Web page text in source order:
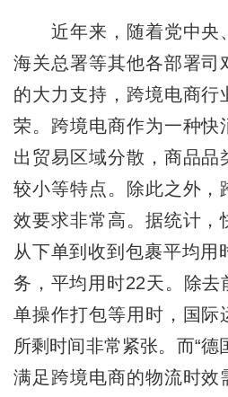
近年来，随着党中央、
海关总署等其他各部署司
的大力支持，跨境电商行
荣。跨境电商作为一种快
出贸易区域分散，商品品
较小等特点。除此之外，
效要求非常高。据统计，
从下单到收到包裹平均用
务，平均用时22天。除
单操作打包等用时，国际
所剩时间非常紧张。而“德
满足跨境电商的物流时效